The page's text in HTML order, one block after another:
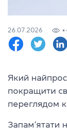
Мова сайту
(050) 580 11
(098) 580 11 00
м. Київ, метро
26.07.2026
Який
покращити
переглядом
Запам’ятати